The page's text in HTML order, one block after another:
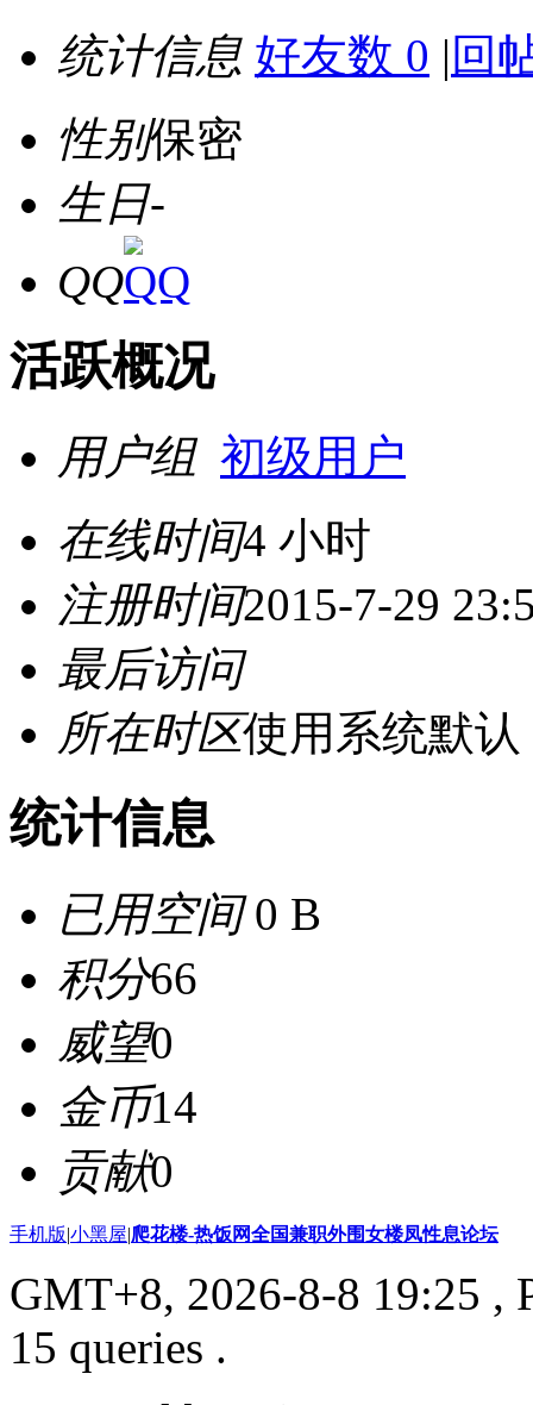
统计信息 好友数 0 | 回
性别保密
生日-
QQ
活跃概况
用户组 初级用户
在线时间4 小时
注册时间2015-7-29
最后访问
所在时区使用系统默认
统计信息
已用空间0 B
积分66
威望0
金币14
贡献0
手机版|小黑屋|爬花楼-热饭网全国兼职外围女楼凤性息论坛
GMT+8, 2026-8-8 19:25 ,
15 queries .